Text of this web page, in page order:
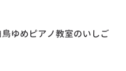
ゆめピアノ教室のいしご